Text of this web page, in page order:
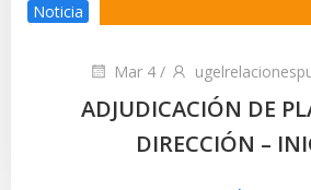
Noticia
Mar 4 /
ADJUDICACIÓN DE
DIRECCIÓN –